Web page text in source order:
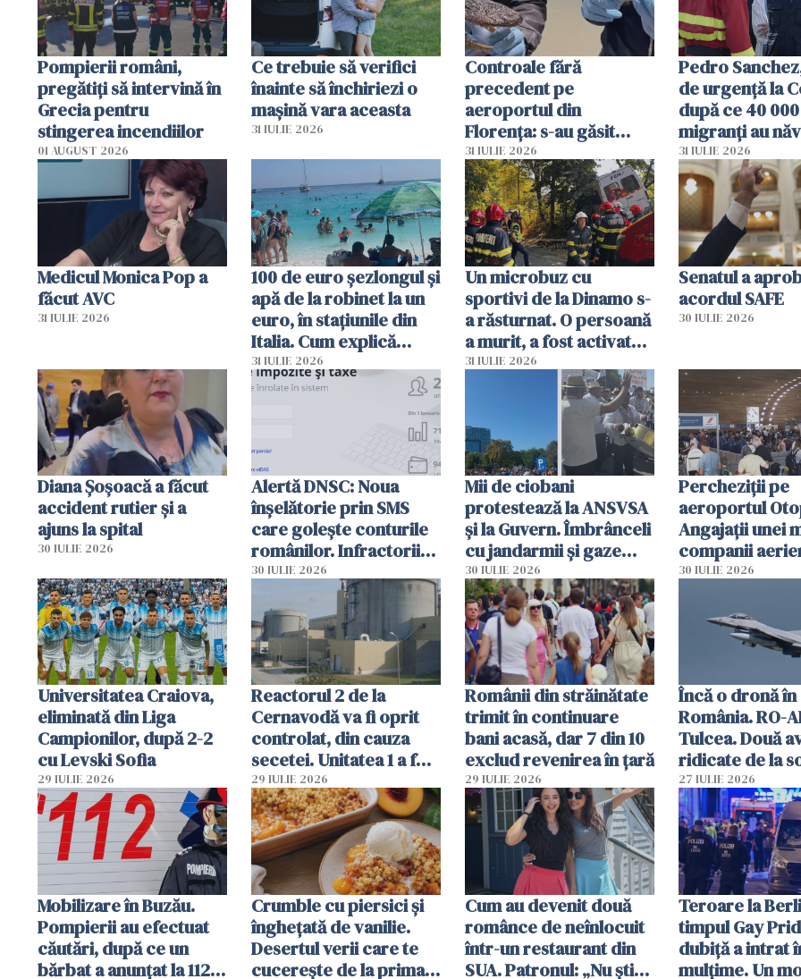
Pompierii români,
pregătiţi să intervină în
Grecia pentru
stingerea incendiilor
01 AUGUST 2026
Ce trebuie să verifici
înainte să închiriezi o
mașină vara aceasta
31 IULIE 2026
Controale fără
precedent pe
aeroportul din
Florența: s-au găsit
capete de aligator și o
sumă imensă de bani
31 IULIE 2026
Pedro
de urgență la
după ce 40
migranți au
teritoriul
mobiliza toate
resursele"
31 IULIE 2026
Medicul Monica Pop a
făcut AVC
31 IULIE 2026
100 de euro șezlongul și
apă de la robinet la un
euro, în stațiunile din
Italia. Cum explică
autoritățile
31 IULIE 2026
Un microbuz cu
sportivi de la Dinamo s-
a răsturnat. O persoană
a murit, a fost activat
planul roșu de
31 IULIE 2026
Senatul a
acordul SAFE
30 IULIE 2026
Diana Șoșoacă a făcut
accident rutier și a
ajuns la spital
30 IULIE 2026
Alertă DNSC: Noua
înșelătorie prin SMS
care golește conturile
românilor. Infractorii
folosesc numele
Ghișeul.ro și al Poliției
Române
30 IULIE 2026
Mii de ciobani
protestează la ANSVSA
și la Guvern. Îmbrânceli
cu jandarmii și gaze
lacrimogene
30 IULIE 2026
Percheziții pe
aeroportul
Angajații unei
companii
parfumuri,
vânzării
30 IULIE 2026
Universitatea Craiova,
eliminată din Liga
Campionilor, după 2-2
cu Levski Sofia
29 IULIE 2026
Reactorul 2 de la
Cernavodă va fi oprit
controlat, din cauza
secetei. Unitatea 1 a fost
deja oprită
29 IULIE 2026
Românii din străinătate
trimit în continuare
bani acasă, dar 7 din 10
exclud revenirea în țară
29 IULIE 2026
Încă o dronă în
România. RO-
Tulcea. Două
ridicate de la
27 IULIE 2026
Mobilizare în Buzău.
Pompierii au efectuat
căutări, după ce un
bărbat a anunțat la 112
Crumble cu piersici și
înghețată de vanilie.
Desertul verii care te
cucerește de la prima
Cum au devenit două
românce de neînlocuit
într-un restaurant din
SUA. Patronul: „Nu știu
Teroare la
timpul Gay
dubiță a intrat
mulțime. Un